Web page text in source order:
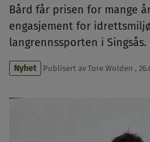
Bård får prisen for mange
engasjement for
langrennssporten i Singsås.
Nyhet Publisert av Tore Wolden ,